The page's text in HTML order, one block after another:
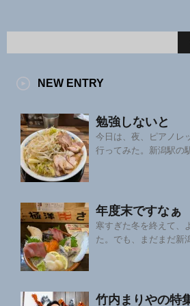
NEW ENTRY
勉強しないと
今日は、夜、ピアノレ
行ってみた。新潟駅の
年度末ですなぁ
寒すぎた冬を終えて、
た。でも、まだまだ新
竹内まりやの特